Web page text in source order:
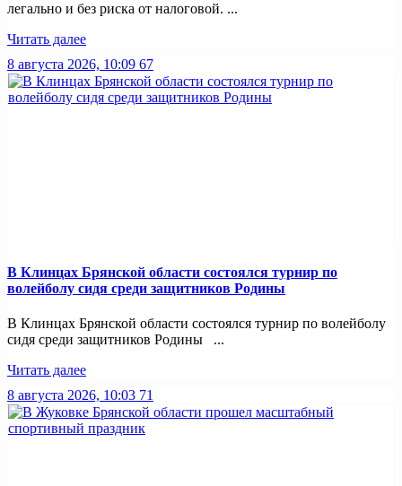
легально и без риска от налоговой. ...
Читать далее
8 августа 2026, 10:09 67
В Клинцах Брянской области состоялся турнир по
волейболу сидя среди защитников Родины
В Клинцах Брянской области состоялся турнир по волейболу
сидя среди защитников Родины ...
Читать далее
8 августа 2026, 10:03 71